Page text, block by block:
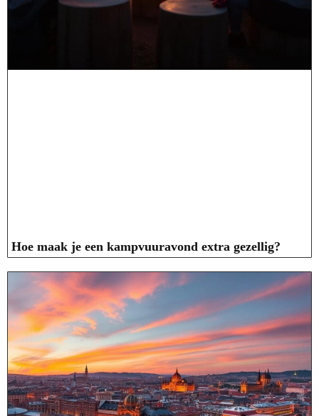
Hoe maak je een kampvuuravond extra gezellig?